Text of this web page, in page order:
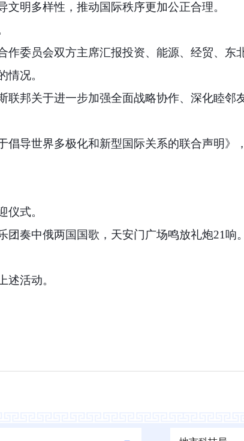
明多样性，推动国际秩序更加公正合理。
委员会双方主席汇报投资、能源、经贸、东
况。
邦关于进一步加强全面战略协作、深化睦邻
导世界多极化和新型国际关系的联合声明》
仪式。
奏中俄两国国歌，天安门广场鸣放礼炮21响
活动。